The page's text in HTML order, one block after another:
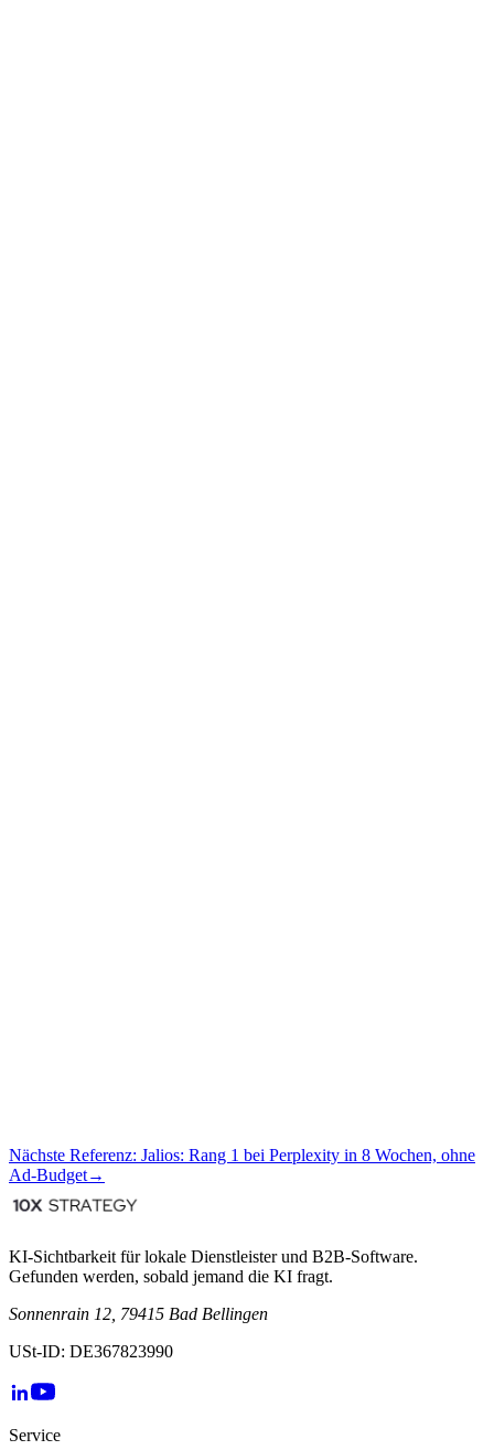
Nächste Referenz: Jalios: Rang 1 bei Perplexity in 8 Wochen, ohne
Ad-Budget→
KI-Sichtbarkeit für lokale Dienstleister und B2B-Software.
Gefunden werden, sobald jemand die KI fragt.
Sonnenrain 12, 79415 Bad Bellingen
USt-ID: DE367823990
Service